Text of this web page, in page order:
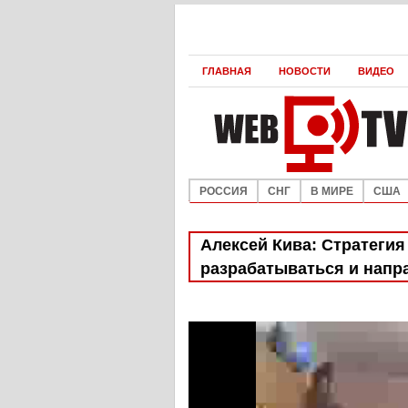
ГЛАВНАЯ НОВОСТИ ВИДЕО
РОССИЯ СНГ В МИРЕ США
Алексей Кива:
разрабатываться и